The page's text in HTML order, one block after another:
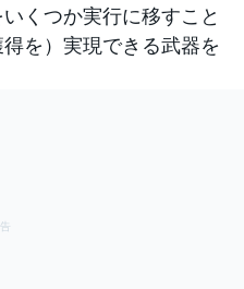
くつか実行に移すこと
を）実現できる武器を